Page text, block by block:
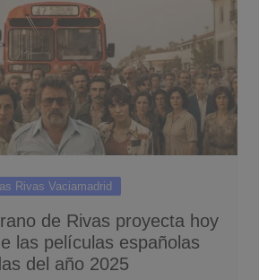
Rivas Vaciamadrid
de Rivas proyecta hoy
las películas españolas
del año 2025